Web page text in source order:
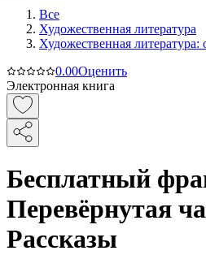
Все
Художественная литература
Художественная литература:
0.00Оценить
Электронная книга
Бесплатный
Перевёрнутая
Рассказы